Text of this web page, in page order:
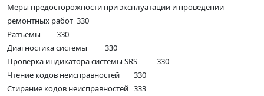
Меры предосторожности при эксплуатации и проведении
ремонтных работ 330
Разъемы 330
Диагностика системы 330
Проверка индикатора системы SRS 330
Чтение кодов неисправностей 330
Стирание кодов неисправностей 333